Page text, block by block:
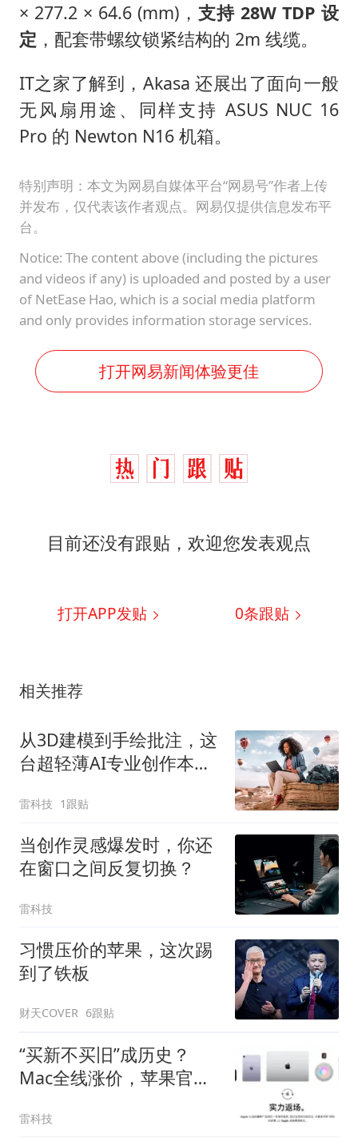
× 277.2 × 64.6 (mm)，支持 28W TDP 设
定 ，配套带螺纹锁紧结构的 2m 线缆。
IT之家了解到，Akasa 还展出了面向一般
无风扇用途、同样支持 ASUS NUC 16
Pro 的 Newton N16 机箱。
特别声明：本文为网易自媒体平台“网易号”作者上传
并发布，仅代表该作者观点。网易仅提供信息发布平
台。
Notice: The content above (including the pictures
and videos if any) is uploaded and posted by a user
of NetEase Hao, which is a social media platform
and only provides information storage services.
打开网易新闻体验更佳
目前还没有跟贴，欢迎您发表观点
打开APP发贴 0条跟贴
相关推荐
从3D建模到手绘批注，这
台超轻薄AI专业创作本全
雷科技 1跟贴
当创作灵感爆发时，你还
在窗口之间反复切换？
雷科技
习惯压价的苹果，这次踢
到了铁板
财天COVER 6跟贴
“买新不买旧”成历史？
Mac全线涨价，苹果官翻
雷科技